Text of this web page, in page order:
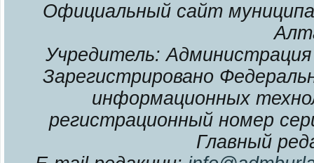
Официальный сайт
Учредитель: Администрация
Зарегистрировано
информационных
регистрационный номер
Главный